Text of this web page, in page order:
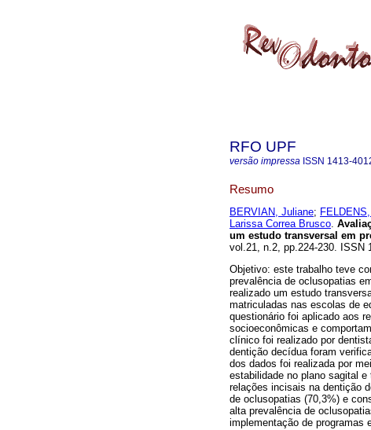
RFO UPF
versão impressa ISSN 1413-
Resumo
BERVIAN, Juliane;
Larissa Correa Brusco.
um estudo transversal em
vol.21, n.2, pp.224-230. ISSN
Objetivo: este trabalho teve
prevalência de oclusopatias
realizado um estudo
matriculadas nas escolas de
questionário foi aplicado aos
socioeconômicas e
clínico foi realizado por
dentição decídua foram
dos dados foi realizada por
estabilidade no plano sagital
relações incisais na dentição
de oclusopatias (70,3%) e
alta prevalência de
implementação de programas